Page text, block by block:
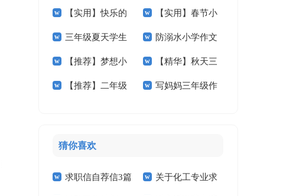
小学作文合集5篇 节小学作文6篇
【实用】快乐的
小学作文300字4篇
【实用】春节小
学作文400字4篇
三年级夏天学生
作文
防溺水小学作文
400字三篇
【推荐】梦想小
学作文300字4篇
【精华】秋天三
年级作文汇编八篇
【推荐】二年级 写妈妈三年级作
猜你喜欢
求职信自荐信3篇 关于化工专业求